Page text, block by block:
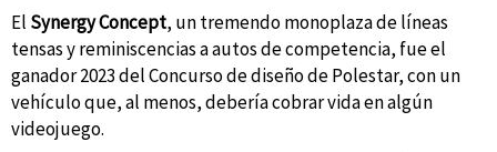
El Synergy Concept, un tremendo monoplaza de líneas
tensas y reminiscencias a autos de competencia, fue el
ganador 2023 del Concurso de diseño de Polestar, con un
vehículo que, al menos, debería cobrar vida en algún
videojuego.